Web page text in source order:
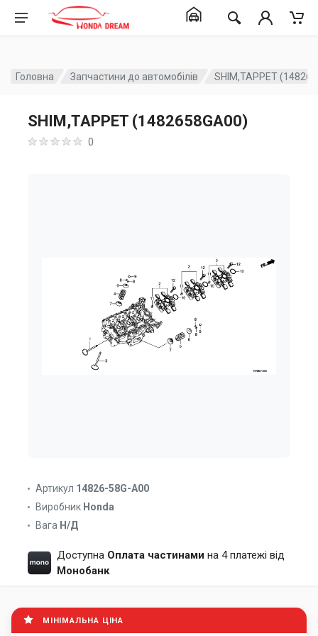
Головна Запчастини до автомобілів SHIM,TAPPET
SHIM,TAPPET (1482658GA00)
0
Артикул 14826-58G-A00
Виробник Honda
Вага Н/Д
Доступна Оплата частинами на 4 платежі від
Монобанк
МІНІМАЛЬНА ЦІНА